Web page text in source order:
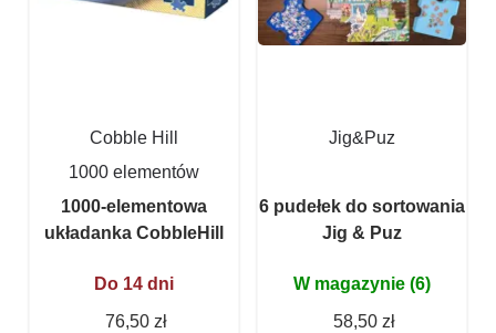
Cobble Hill
1000 elementów
1000-elementowa
układanka CobbleHill
Do 14 dni
76,50 zł
Jig&Puz
6 pudełek do sortowania
Jig & Puz
W magazynie (6)
58,50 zł